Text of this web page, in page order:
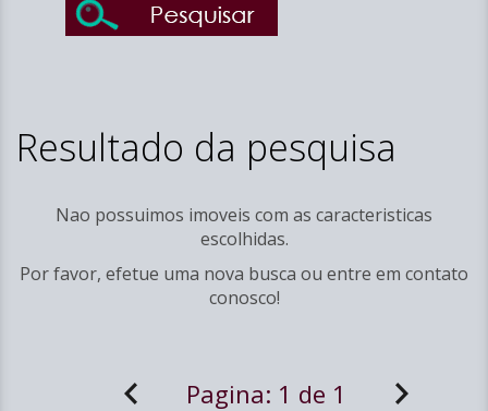
Resultado da pesquisa
Nao possuimos imoveis com as caracteristicas
escolhidas.
Por favor, efetue uma nova busca ou entre em contato
conosco!
Pagina: 1 de 1